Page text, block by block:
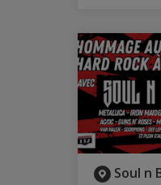
Soul n